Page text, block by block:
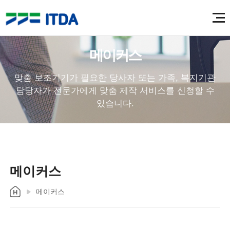
메이커스
맞춤 보조기기가 필요한 당사자 또는 가족, 복지기관
담당자가 전문가에게 맞춤 제작 서비스를 신청할 수
있습니다.
메이커스
메이커스